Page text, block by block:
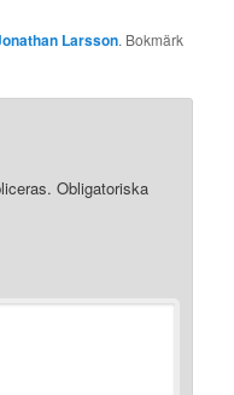
Larsson. Bokmärk
Obligatoriska